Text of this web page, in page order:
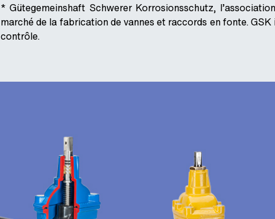
* Gütegemeinshaft Schwerer Korrosionsschutz,
marché de la fabrication de vannes et raccords en fonte.
contrôle.